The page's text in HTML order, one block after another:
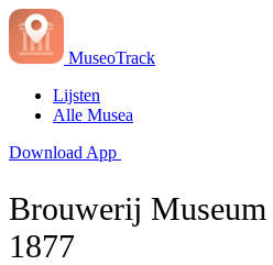
MuseoTrack
Lijsten
Alle Musea
Download App
Brouwerij Museum
1877